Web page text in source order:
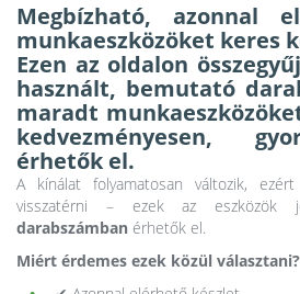
Megbízható, azonnal
munkaeszközöket keres
Ezen az oldalon
használt, bemutató
maradt
kedvezményesen,
érhetők el.
A kínálat folyamatosan változik,
visszatérni – ezek az eszközök
darabszámban érhetők el.
Miért érdemes ezek közül választani?